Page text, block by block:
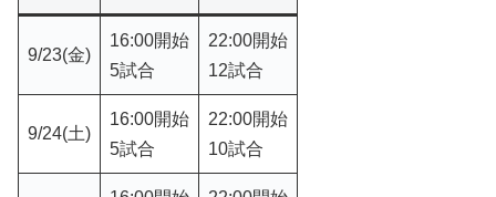
9/23(金)
16:00開始
5試合
22:00開始
12試合
9/24(土)
16:00開始
5試合
22:00開始
10試合